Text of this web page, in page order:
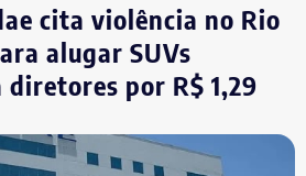
cita violência no Rio
alugar SUVs
por R$ 1,29